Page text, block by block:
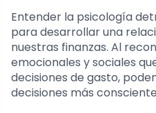
Entender la psicología
para desarrollar una
nuestras finanzas. Al
emocionales y sociales
decisiones de gasto,
decisiones más